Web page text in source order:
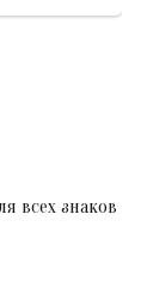
всех знаков